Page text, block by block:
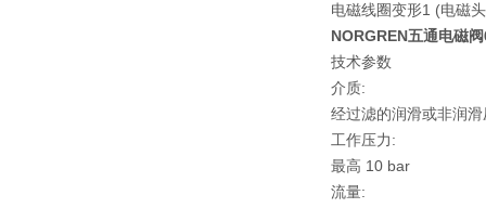
电磁线圈变形1 (电磁
NORGREN五通电磁
技术参数
介质:
经过滤的润滑或非润
工作压力:
最高 10 bar
流量: